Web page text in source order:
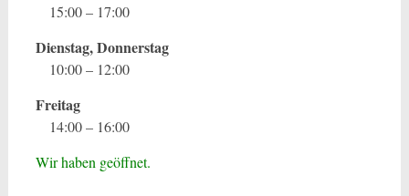
15:00 – 17:00
Dienstag, Donnerstag
10:00 – 12:00
Freitag
14:00 – 16:00
Wir haben geöffnet.